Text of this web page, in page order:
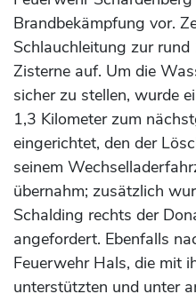
Brandbekämpfung vor.
Schlauchleitung zur
Zisterne auf. Um die
sicher zu stellen, wurde
1,3 Kilometer zum
eingerichtet, den der
seinem
übernahm; zusätzlich
Schalding rechts der
angefordert. Ebenfalls
Feuerwehr Hals, die mit
unterstützten und unter